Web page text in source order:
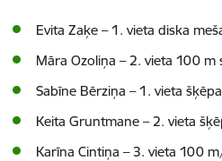
Evita Zaķe – 1. vieta diska
Māra Ozoliņa – 2. vieta 100 m
Sabīne Bērziņa – 1. vieta
Keita Gruntmane – 2. vieta
Karīna Cintiņa – 3. vieta 100